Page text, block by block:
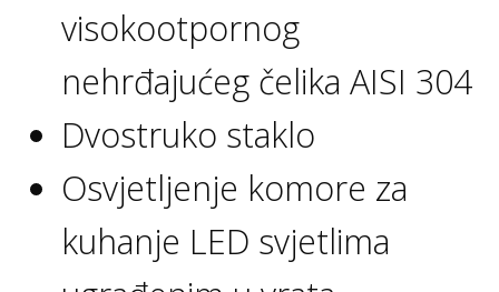
visokootpornog
nehrđajućeg čelika AISI 304
Dvostruko staklo
Osvjetljenje komore za
kuhanje LED svjetlima